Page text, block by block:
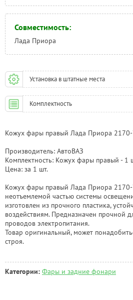
Совместимость:
Лада Приора
Установка в штатные места
Комплектность
Кожух фары правый Лада Приора 2170-
Производитель: АвтоВАЗ
Комплектность: Кожух фары правый - 1
Цена: за 1 шт.
Кожух фары правый Лада Приора 2170-
неотъемлемой частью системы
изготовлен из прочного пластика,
воздействиям. Предназначен прочной
проводов электропитания.
Товар оригинальный, может
строя.
Категории: Фары и задние фонари